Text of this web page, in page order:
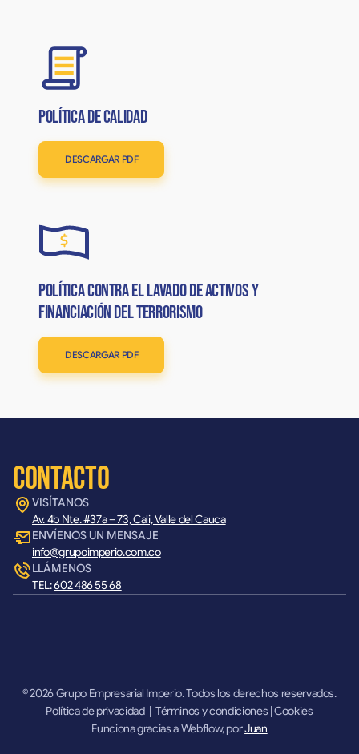
Política de Calidad
DESCARGAR PDF
Política Contra el Lavado de Activos y
Financiación del Terrorismo
DESCARGAR PDF
Contacto
VISÍTANOS
Av. 4b Nte. #37a – 73, Cali, Valle del Cauca
ENVÍENOS UN MENSAJE
info@grupoimperio.com.co
LLÁMENOS
TEL:602 486 55 68
© 2026 Grupo Empresarial Imperio. Todos los derechos reservados.
Política de privacidad | Términos y condiciones |Cookies
Funciona gracias a Webflow, porJuan